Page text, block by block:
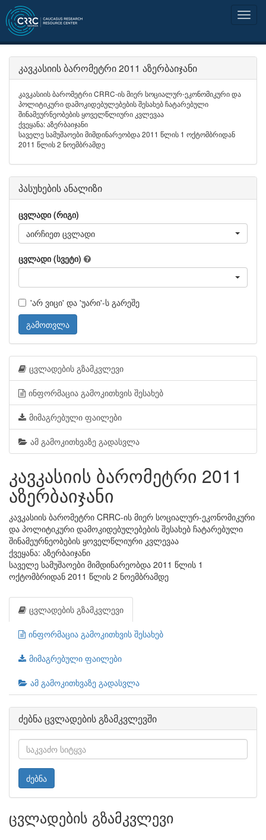
კავკასიის ბარომეტრი 2011 აზერბაიჯანი
კავკასიის ბარომეტრი CRRC-ის მიერ სოციალურ-ეკონომიკური და
პოლიტიკური დამოკიდებულებების შესახებ ჩატარებული
შინამეურნეობების ყოველწლიური კვლევაა
ქვეყანა: აზერბაიჯანი
საველე სამუშაოები მიმდინარეობდა 2011 წლის 1 ოქტომბრიდან
2011 წლის 2 ნოემბრამდე
პასუხების ანალიზი
ცვლადი (რიგი)
აირჩიეთ ცვლადი
ცვლადი (სვეტი)
'არ ვიცი' და 'უარი'-ს გარეშე
გამოთვლა
ცვლადების გზამკვლევი
ინფორმაცია გამოკითხვის შესახებ
მიმაგრებული ფაილები
ამ გამოკითხვაზე გადასვლა
კავკასიის ბარომეტრი 2011
აზერბაიჯანი
კავკასიის ბარომეტრი CRRC-ის მიერ სოციალურ-ეკონომიკური
და პოლიტიკური დამოკიდებულებების შესახებ ჩატარებული
შინამეურნეობების ყოველწლიური კვლევაა
ქვეყანა: აზერბაიჯანი
საველე სამუშაოები მიმდინარეობდა 2011 წლის 1
ოქტომბრიდან 2011 წლის 2 ნოემბრამდე
ცვლადების გზამკვლევი
ინფორმაცია გამოკითხვის შესახებ
მიმაგრებული ფაილები
ამ გამოკითხვაზე გადასვლა
ძებნა ცვლადების გზამკვლევში
ძებნა
ცვლადების გზამკვლევი